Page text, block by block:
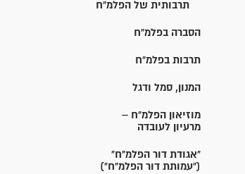
תרבותית של הפלמ"ח
הסברה בפלמ"ח
תרבות בפלמ"ח
המנון, סמל ודגל
מוזיאון הפלמ"ח –
מרעיון לעובדה
"אגודת דור הפלמ"ח"
("עמותת דור הפלמ"ח")